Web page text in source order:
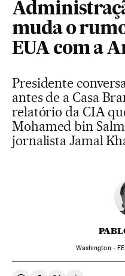
muda o
EUA com a
Presidente
antes de a Casa
relatório da CIA
Mohamed bin
jornalista Jamal
Washington -